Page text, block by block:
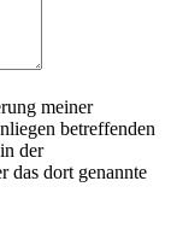
meiner
betreffenden
der
das dort genannte